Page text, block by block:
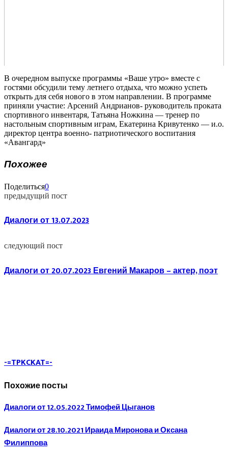
В очередном выпуске программы «Ваше утро» вместе с
гостями обсудили тему летнего отдыха, что можно успеть
открыть для себя нового в этом направлении. В программе
приняли участие: Арсений Андрианов- руководитель проката
спортивного инвентаря, Татьяна Ножкина — тренер по
настольным спортивным играм, Екатерина Кривутенко — и.о.
директор центра военно- патриотического воспитания
«Авангард»
Похожее
Поделиться0
предыдущий пост
Диалоги от 13.07.2023
следующий пост
Диалоги от 20.07.2023 Евгений Макаров – актер, поэт
-=TPKCKAT=-
Похожие посты
Диалоги от 12.05.2022 Тимофей Цыганов
Диалоги от 28.10.2021 Ираида Миронова и Оксана
Филиппова